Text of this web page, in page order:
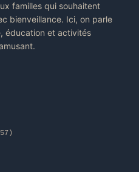
familles qui souhaitent
bienveillance. Ici, on parle
éducation et activités